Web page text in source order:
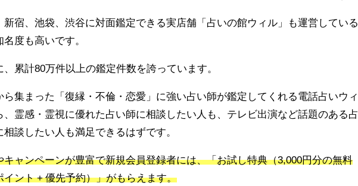
新宿、池袋、渋谷に対面鑑定できる実店舗「占いの館ウィル」も運営している
名度も高いです。
、累計80万件以上の鑑定件数を誇っています。
ら集まった「復縁・不倫・恋愛」に強い占い師が鑑定してくれる電話占いウィ
、霊感・霊視に優れた占い師に相談したい人も、テレビ出演など話題のある占
相談したい人も満足できるはずです。
キャンペーンが豊富で新規会員登録者には、「お試し特典（3,000円分の無料
イント + 優先予約）」がもらえます。